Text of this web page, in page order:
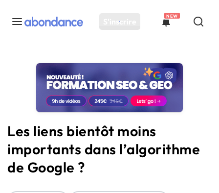
S'inscrire
NEW
Toutes les actus
Actus SEO
Plateforme
Solutions
Ressources
Audit SEO
Les liens bientôt moins
importants dans l’algorithme
de Google ?